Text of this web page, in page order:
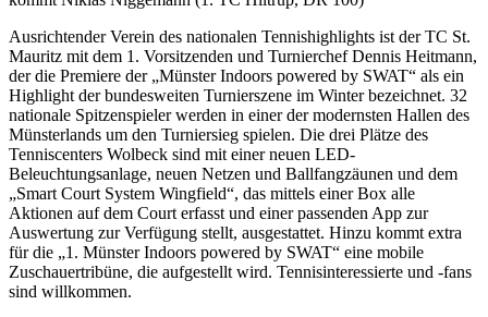
analysieren. Außerdem geben wir Informationen zu Ihrer
Verwendung unserer Website an unsere Partner für
soziale Medien, Werbung und Analysen weiter. Unsere
Partner führen diese Informationen möglicherweise mit
weiteren Daten zusammen, die Sie ihnen bereitgestellt
haben oder die sie im Rahmen Ihrer Nutzung der Dienste
gesammelt haben. DieCookie-Einstellungenkönnen
jederzeit über den Link im Footer aufgerufen und
angepasst werden.
Ausrichtender Verein des nationalen Tennishighlights ist der TC St.
Mauritz mit dem 1. Vorsitzenden und Turnierchef Dennis Heitmann,
der die Premiere der „Münster Indoors powered by SWAT“ als ein
Highlight der bundesweiten Turnierszene im Winter bezeichnet. 32
nationale Spitzenspieler werden in einer der modernsten Hallen des
Münsterlands um den Turniersieg spielen. Die drei Plätze des
Tenniscenters Wolbeck sind mit einer neuen LED-
Beleuchtungsanlage, neuen Netzen und Ballfangzäunen und dem
„Smart Court System Wingfield“, das mittels einer Box alle
Aktionen auf dem Court erfasst und einer passenden App zur
Auswertung zur Verfügung stellt, ausgestattet. Hinzu kommt extra
für die „1. Münster Indoors powered by SWAT“ eine mobile
Zuschauertribüne, die aufgestellt wird. Tennisinteressierte und -fans
sind willkommen.